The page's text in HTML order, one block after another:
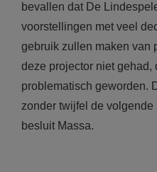
bevallen dat De
voorstellingen met veel
gebruik zullen maken van
deze projector niet gehad,
problematisch geworden.
zonder twijfel de volgende
besluit Massa.